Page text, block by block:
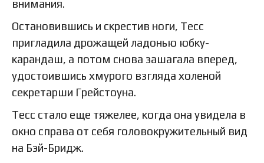
внимания.
Остановившись и скрестив ноги, Тесс
пригладила дрожащей ладонью юбку-
карандаш, а потом снова зашагала вперед,
удостоившись хмурого взгляда холеной
секретарши Грейстоуна.
Тесс стало еще тяжелее, когда она увидела в
окно справа от себя головокружительный вид
на Бэй-Бридж.